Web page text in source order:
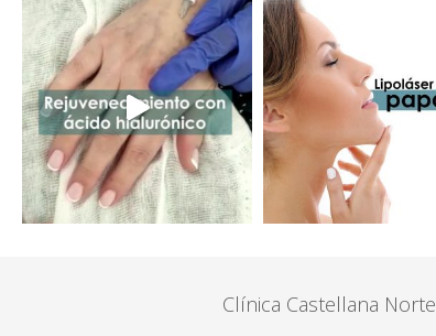
Clínica Castellana Norte